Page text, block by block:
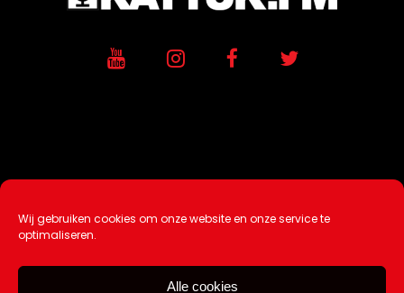
Wij gebruiken cookies om onze website en onze service te
optimaliseren.
Alle cookies
Ontwikkeling / Hosting doorAtSea